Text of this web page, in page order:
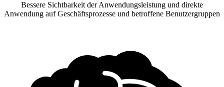
Bessere Sichtbarkeit der Anwendungsleistung und direkte
Anwendung auf Geschäftsprozesse und betroffene Benutzergruppen